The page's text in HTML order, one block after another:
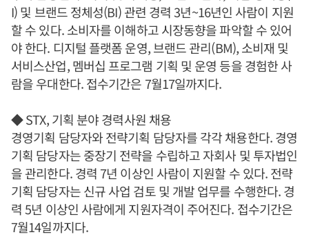
I) 및 브랜드 정체성(BI) 관련 경력 3년~16년인 사람이 지원
할 수 있다. 소비자를 이해하고 시장동향을 파악할 수 있어
야 한다. 디지털 플랫폼 운영, 브랜드 관리(BM), 소비재 및
서비스산업, 멤버십 프로그램 기획 및 운영 등을 경험한 사
람을 우대한다. 접수기간은 7월17일까지다.
◆ STX, 기획 분야 경력사원 채용
경영기획 담당자와 전략기획 담당자를 각각 채용한다. 경영
기획 담당자는 중장기 전략을 수립하고 자회사 및 투자법인
을 관리한다. 경력 7년 이상인 사람이 지원할 수 있다. 전략
기획 담당자는 신규 사업 검토 및 개발 업무를 수행한다. 경
력 5년 이상인 사람에게 지원자격이 주어진다. 접수기간은
7월14일까지다.